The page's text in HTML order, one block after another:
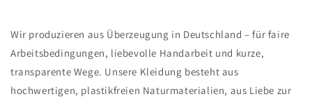
Wir produzieren aus Überzeugung in Deutschland – für faire
Arbeitsbedingungen, liebevolle Handarbeit und kurze,
transparente Wege. Unsere Kleidung besteht aus
hochwertigen, plastikfreien Naturmaterialien, aus Liebe zur